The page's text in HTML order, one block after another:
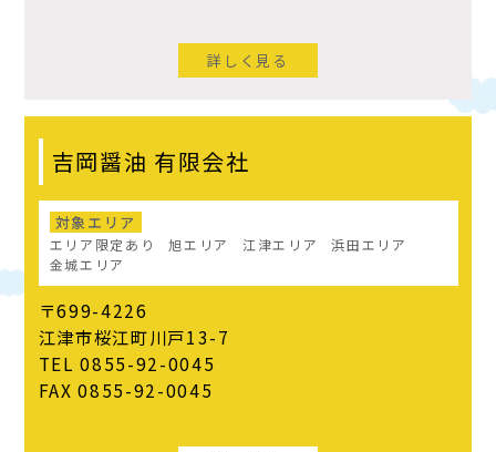
詳しく見る
吉岡醤油 有限会社
対象エリア
エリア限定あり 旭エリア 江津エリア
浜田エリア
金城エリア
〒699-4226
江津市桜江町川戸13-7
TEL 0855-92-0045
FAX 0855-92-0045